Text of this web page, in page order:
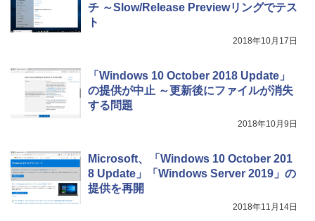
チ ～Slow/Release Previewリングでテス
ト
2018年10月17日
「Windows 10 October 2018 Update」
の提供が中止 ～更新後にファイルが消失
する問題
2018年10月9日
Microsoft、「Windows 10 October 201
8 Update」「Windows Server 2019」の
提供を再開
2018年11月14日